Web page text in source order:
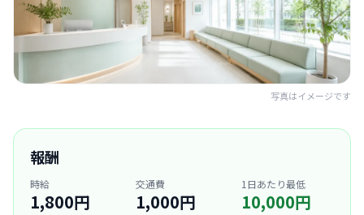
写真はイメージです
報酬
時給
1,800円
交通費
1,000円
1日あたり最低
10,000円